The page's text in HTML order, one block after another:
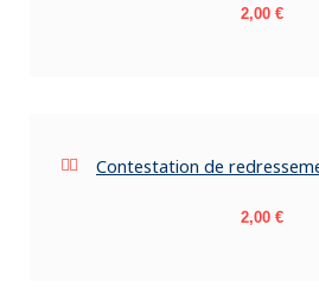
Prix
2,00 €
Contestation de
Prix
2,00 €